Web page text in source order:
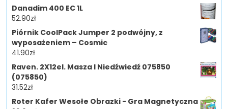
Danadim 400 EC 1L
52.90zł
Piórnik CoolPack Jumper 2 podwójny, z
wyposażeniem – Cosmic
41.90zł
Raven. 2X12el. Masza I Niedźwiedź 075850
(075850)
31.52zł
Roter Kafer Wesołe Obrazki - Gra Magnetyczna